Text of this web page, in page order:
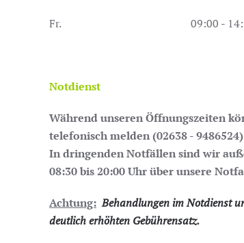
Fr. 09:00 -
Notdienst
Während unseren Öffnungszeiten
telefonisch melden (02638 -
In dringenden Notfällen sind wir a
08:30 bis 20:00 Uhr über unsere
Achtung: Behandlungen im Notdienst
deutlich erhöhten Gebührensatz.